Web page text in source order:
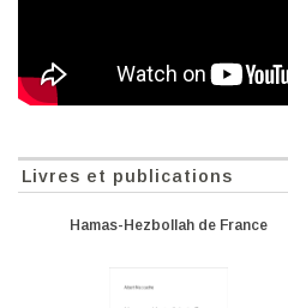
Livres et publications
Hamas-Hezbollah de France